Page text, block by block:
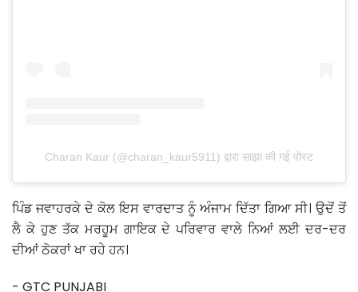
Charan Kaur (@charan_kaur5911) द्वारा साझा की गई पोस्ट
ਪਿੰਡ ਜਵਾਹਰਕੇ ਦੇ ਕੋਲ ਇਸ ਵਾਰਦਾਤ ਨੂੰ ਅੰਜਾਮ ਦਿੱਤਾ ਗਿਆ ਸੀ। ਉਦੋਂ ਤੋਂ
ਲੈ ਕੇ ਹੁਣ ਤੱਕ ਮਰਹੂਮ ਗਾਇਕ ਦੇ ਪਰਿਵਾਰ ਵਾਲੇ ਨਿਆਂ ਲਈ ਦਰ-ਦਰ
ਦੀਆਂ ਠੋਕਰਾਂ ਖਾ ਰਹੇ ਹਨ।
- GTC PUNJABI